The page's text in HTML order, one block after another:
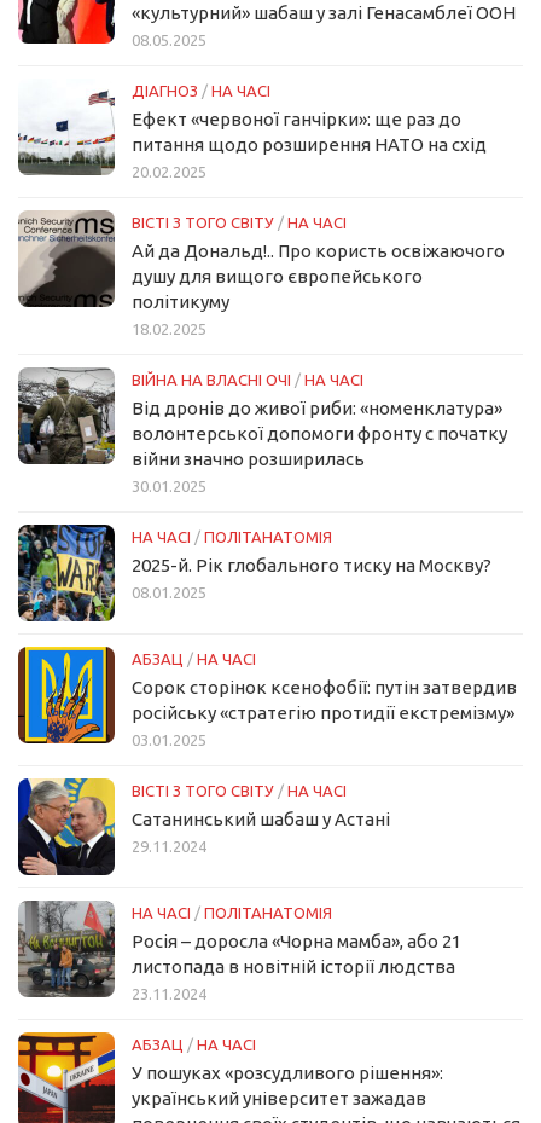
«культурний» шабаш у залі Генасамблеї ООН
08.05.2025
ДІАГНОЗ / НА ЧАСІ
Ефект «червоної ганчірки»: ще раз до
питання щодо розширення НАТО на схід
20.02.2025
ВІСТІ З ТОГО СВІТУ / НА ЧАСІ
Ай да Дональд!.. Про користь освіжаючого
душу для вищого європейського
політикуму
18.02.2025
ВІЙНА НА ВЛАСНІ ОЧІ / НА ЧАСІ
Від дронів до живої риби: «номенклатура»
волонтерської допомоги фронту с початку
війни значно розширилась
30.01.2025
НА ЧАСІ / ПОЛІТАНАТОМІЯ
2025-й. Рік глобального тиску на Москву?
08.01.2025
АБЗАЦ / НА ЧАСІ
Сорок сторінок ксенофобії: путін затвердив
російську «стратегію протидії екстремізму»
03.01.2025
ВІСТІ З ТОГО СВІТУ / НА ЧАСІ
Сатанинський шабаш у Астані
29.11.2024
НА ЧАСІ / ПОЛІТАНАТОМІЯ
Росія – доросла «Чорна мамба», або 21
листопада в новітній історії людства
23.11.2024
АБЗАЦ / НА ЧАСІ
У пошуках «розсудливого рішення»:
український університет зажадав